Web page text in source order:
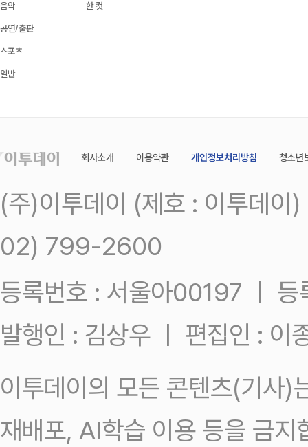
음악
공연/출판
스포츠
일반
한 컷
회사소개 이용약관 개인정보처리방침 청소년
(주)이투데이 (제호 : 이투데
02) 799-2600
등록번호 : 서울아00197 ㅣ
발행인 : 김상우 ㅣ 편집인 : 이
이투데이의 모든 콘텐츠(기사)
재배포, AI학습 이용 등을 금지